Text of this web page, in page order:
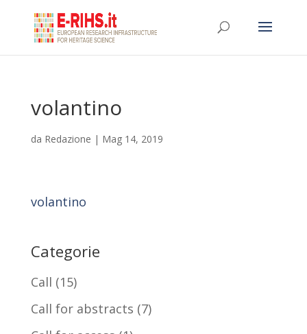
volantino
da Redazione | Mag 14, 2019
volantino
Categorie
Call (15)
Call for abstracts (7)